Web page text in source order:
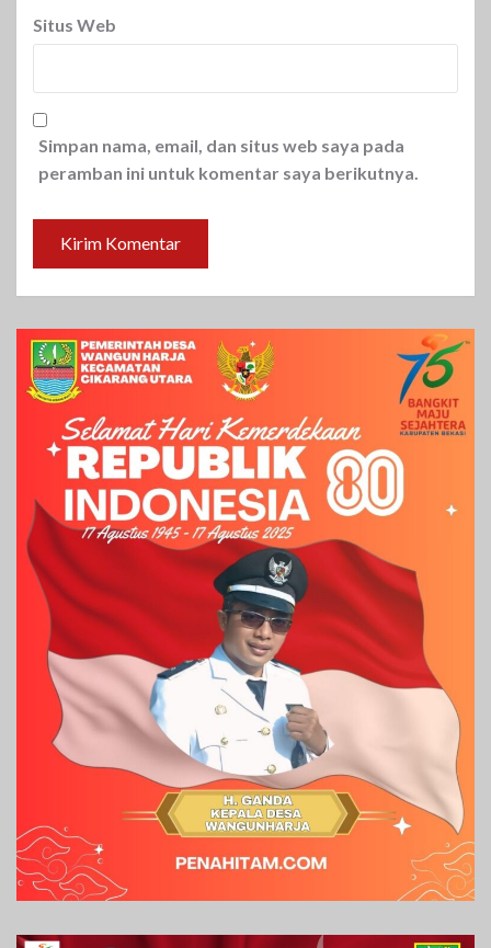
Situs Web
Simpan nama, email, dan situs web saya pada
peramban ini untuk komentar saya berikutnya.